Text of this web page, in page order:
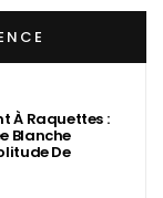
À Raquettes :
Blanche
De